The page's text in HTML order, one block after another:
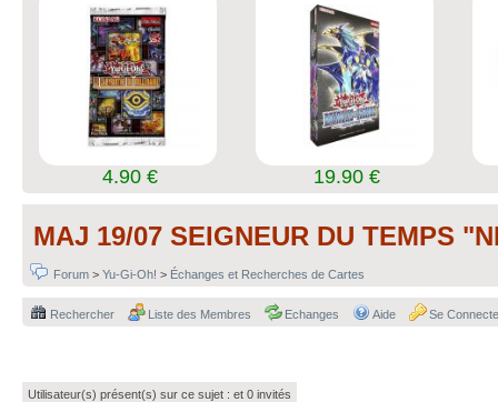
4.90 € 19.90 €
MAJ 19/07 SEIGNEUR DU TEMPS
Forum > Yu-Gi-Oh! > Échanges et Recherches de Cartes
Rechercher Liste des Membres Echanges Aide Se
Utilisateur(s) présent(s) sur ce sujet : et 0 invités